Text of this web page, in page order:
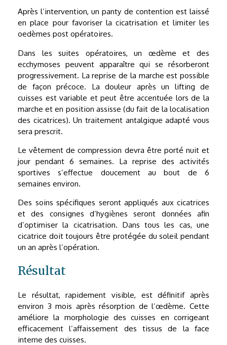
Après l’intervention, un panty de contention est laissé
en place pour favoriser la cicatrisation et limiter les
oedèmes post opératoires.
Dans les suites opératoires, un œdème et des
ecchymoses peuvent apparaître qui se résorberont
progressivement. La reprise de la marche est possible
de façon précoce. La douleur après un lifting de
cuisses est variable et peut être accentuée lors de la
marche et en position assisse (du fait de la localisation
des cicatrices). Un traitement antalgique adapté vous
sera prescrit.
Le vêtement de compression devra être porté nuit et
jour pendant 6 semaines. La reprise des activités
sportives s’effectue doucement au bout de 6
semaines environ.
Des soins spécifiques seront appliqués aux cicatrices
et des consignes d’hygiènes seront données afin
d’optimiser la cicatrisation. Dans tous les cas, une
cicatrice doit toujours être protégée du soleil pendant
un an après l’opération.
Résultat
Le résultat, rapidement visible, est définitif après
environ 3 mois après résorption de l’œdème. Cette
améliore la morphologie des cuisses en corrigeant
efficacement l’affaissement des tissus de la face
interne des cuisses.